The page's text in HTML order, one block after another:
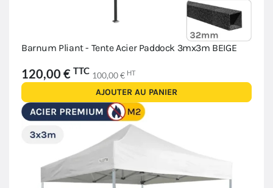
Barnum Pliant - Tente Acier Paddock 3mx3m BEIGE
120,00 € TTC 100,00 € HT
AJOUTER AU PANIER